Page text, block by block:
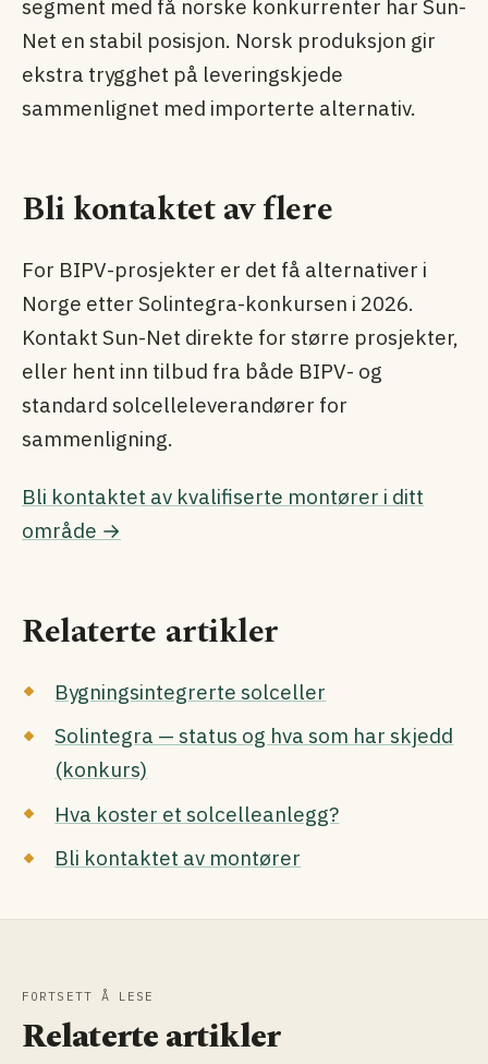
segment med få norske konkurrenter har Sun-
Net en stabil posisjon. Norsk produksjon gir
ekstra trygghet på leverings­kjede
sammenlignet med importerte alternativ.
Bli kontaktet av flere
For BIPV-prosjekter er det få alternativer i
Norge etter Solintegra-konkursen i 2026.
Kontakt Sun-Net direkte for større prosjekter,
eller hent inn tilbud fra både BIPV- og
standard solcelle­leverandører for
sammenligning.
Bli kontaktet av kvalifiserte montører i ditt
område →
Relaterte artikler
Bygningsintegrerte solceller
Solintegra — status og hva som har skjedd
(konkurs)
Hva koster et solcelleanlegg?
Bli kontaktet av montører
FORTSETT Å LESE
Relaterte artikler